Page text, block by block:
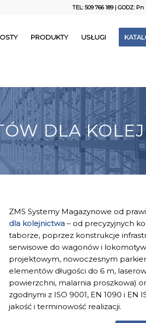
TEL: 509 766 189| GODZ: Pn
PRODUKTY USŁUGI
DLA
ZMS Systemy Magazynowe od
dla kolejnictwa – od precyzyjnych
taborze, poprzez konstrukcje
serwisowe do wagonów i
projektowym, nowoczesnym
elementów długości do 6 m,
powierzchni, malarnia proszkowa)
zgodnymi z ISO 9001, EN 1090 i EN
jakość i terminowość realizacji.